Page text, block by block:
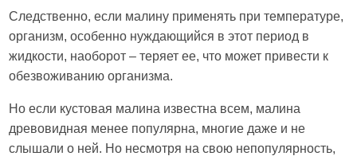
Следственно, если малину применять при температуре,
организм, особенно нуждающийся в этот период в
жидкости, наоборот – теряет ее, что может привести к
обезвоживанию организма.
Но если кустовая малина известна всем, малина
древовидная менее популярна, многие даже и не
слышали о ней. Но несмотря на свою непопулярность,